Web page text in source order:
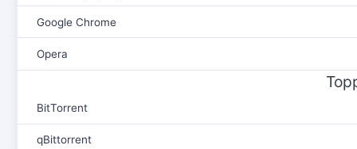
Google Chrome
Opera
BitTorrent
qBittorrent